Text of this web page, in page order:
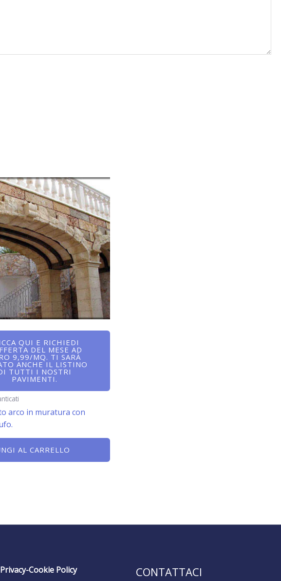
QUI E RICHIEDI
DEL MESE AD
9,99/MQ. TI SARÀ
ANCHE IL LISTINO
TUTTI I NOSTRI
PAVIMENTI.
arco in muratura con
AL CARRELLO
Privacy-Cookie Policy CONTATTACI